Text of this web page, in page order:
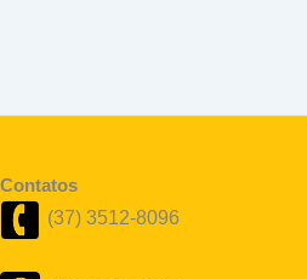
Contatos
(37) 3512-8096